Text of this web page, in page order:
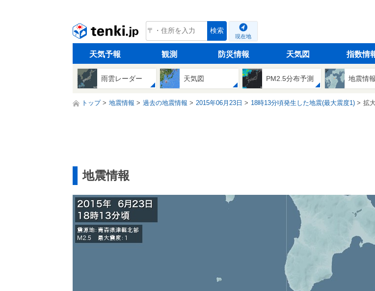
tenki.jp 検索
現在地
天気予報 観測 防災情報 天気図 指数情
雨雲レーダー 天気図 PM2.5分布予測 地震情報
トップ 地震情報 過去の地震情報 2015年06月23日 18時13分頃発生した地震(最大震度1) 拡
地震情報